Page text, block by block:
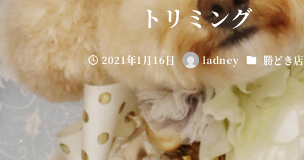
トリミング
投稿日
2021年1月16日
著
者
ladney カテゴリー
勝どき店